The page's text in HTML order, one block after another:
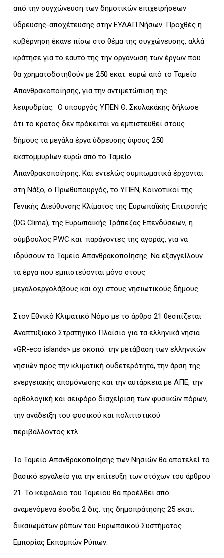
από την συγχώνευση των δημοτικών επιχειρήσεων
ύδρευσης-αποχέτευσης στην ΕΥΔΑΠ Νήσων. Προχθές η
κυβέρνηση έκανε πίσω στο θέμα της συγχώνευσης, αλλά
κράτησε για το εαυτό της την οργάνωση των έργων που
θα χρηματοδοτηθούν με 250 εκατ. ευρώ από το Ταμείο
Απανθρακοποίησης, για την αντιμετώπιση της
λειψυδρίας. Ο υπουργός ΥΠΕΝ Θ. Σκυλακάκης δήλωσε
ότι το κράτος δεν πρόκειται να εμπιστευθεί στους
δήμους τα μεγάλα έργα ύδρευσης ύψους 250
εκατομμυρίων ευρώ από το Ταμείο
Απανθρακοποίησης. Και εντελώς συμπωματικά έρχονται
στη Νάξο, ο Πρωθυπουργός, το ΥΠΕΝ, Κοινοτικοί της
Γενικής Διεύθυνσης Κλίματος της Ευρωπαϊκής Επιτροπής
(DG Clima), της Ευρωπαϊκής Τράπεζας Επενδύσεων, η
σύμβουλος PWC και παράγοντες της αγοράς, για να
ιδρύσουν το Ταμείο Απανθρακοποίησης. Να εξαγγείλουν
τα έργα που εμπιστεύονται μόνο στους
μεγαλοεργολάβους και όχι στους νησιωτικούς δήμους.
Στον Εθνικό Κλιματικό Νόμο με το άρθρο 21 θεσπίζεται
Αναπτυξιακό Στρατηγικό Πλαίσιο για τα ελληνικά νησιά
«GR-eco islands» με σκοπό: την μετάβαση των ελληνικών
νησιών προς την κλιματική ουδετερότητα, την άρση της
ενεργειακής απομόνωσης και την αυτάρκεια με ΑΠΕ, την
ορθολογική και αειφόρο διαχείριση των φυσικών πόρων,
την ανάδειξη του φυσικού και πολιτιστικού
περιβάλλοντος κτλ.
Το Ταμείο Απανθρακοποίησης των Νησιών θα αποτελεί το
βασικό εργαλείο για την επίτευξη των στόχων του άρθρου
21. Το κεφάλαιο του Ταμείου θα προέλθει από
αναμενόμενα έσοδα 2 δις. της δημοπράτησης 25 εκατ.
δικαιωμάτων ρύπων του Ευρωπαϊκού Συστήματος
Εμπορίας Εκπομπών Ρύπων.